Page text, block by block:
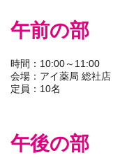
午前の部
時間：10:00～11:00
会場：アイ薬局 総社店
定員：10名
午後の部